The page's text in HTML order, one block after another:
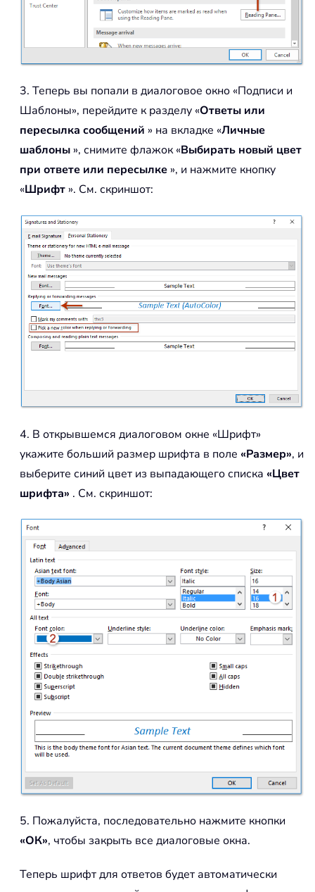
3. Теперь вы попали в диалоговое окно «Подписи и
Шаблоны», перейдите к разделу «Ответы или
пересылка сообщений » на вкладке «Личные
шаблоны », снимите флажок «Выбирать новый цвет
при ответе или пересылке », и нажмите кнопку
«Шрифт ». См. скриншот:
4. В открывшемся диалоговом окне «Шрифт»
укажите больший размер шрифта в поле «Размер», и
выберите синий цвет из выпадающего списка «Цвет
шрифта» . См. скриншот:
5. Пожалуйста, последовательно нажмите кнопки
«ОК», чтобы закрыть все диалоговые окна.
Теперь шрифт для ответов будет автоматически